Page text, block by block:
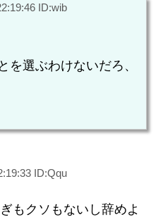
ID:wib
を選ぶわけないだろ、
ID:Qqu
もクソもないし辞めよ